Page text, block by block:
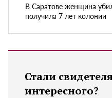
В Саратове женщина
получила 7 лет колонии
Стали
интересного?